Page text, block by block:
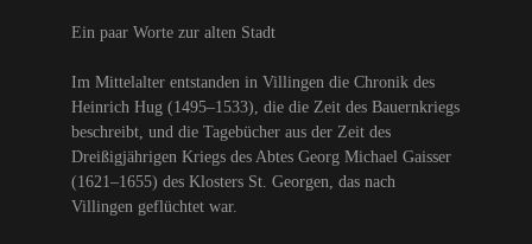
Ein paar Worte zur alten Stadt
Im Mittelalter entstanden in Villingen die Chronik des
Heinrich Hug (1495–1533), die die Zeit des Bauernkriegs
beschreibt, und die Tagebücher aus der Zeit des
Dreißigjährigen Kriegs des Abtes Georg Michael Gaisser
(1621–1655) des Klosters St. Georgen, das nach
Villingen geflüchtet war.